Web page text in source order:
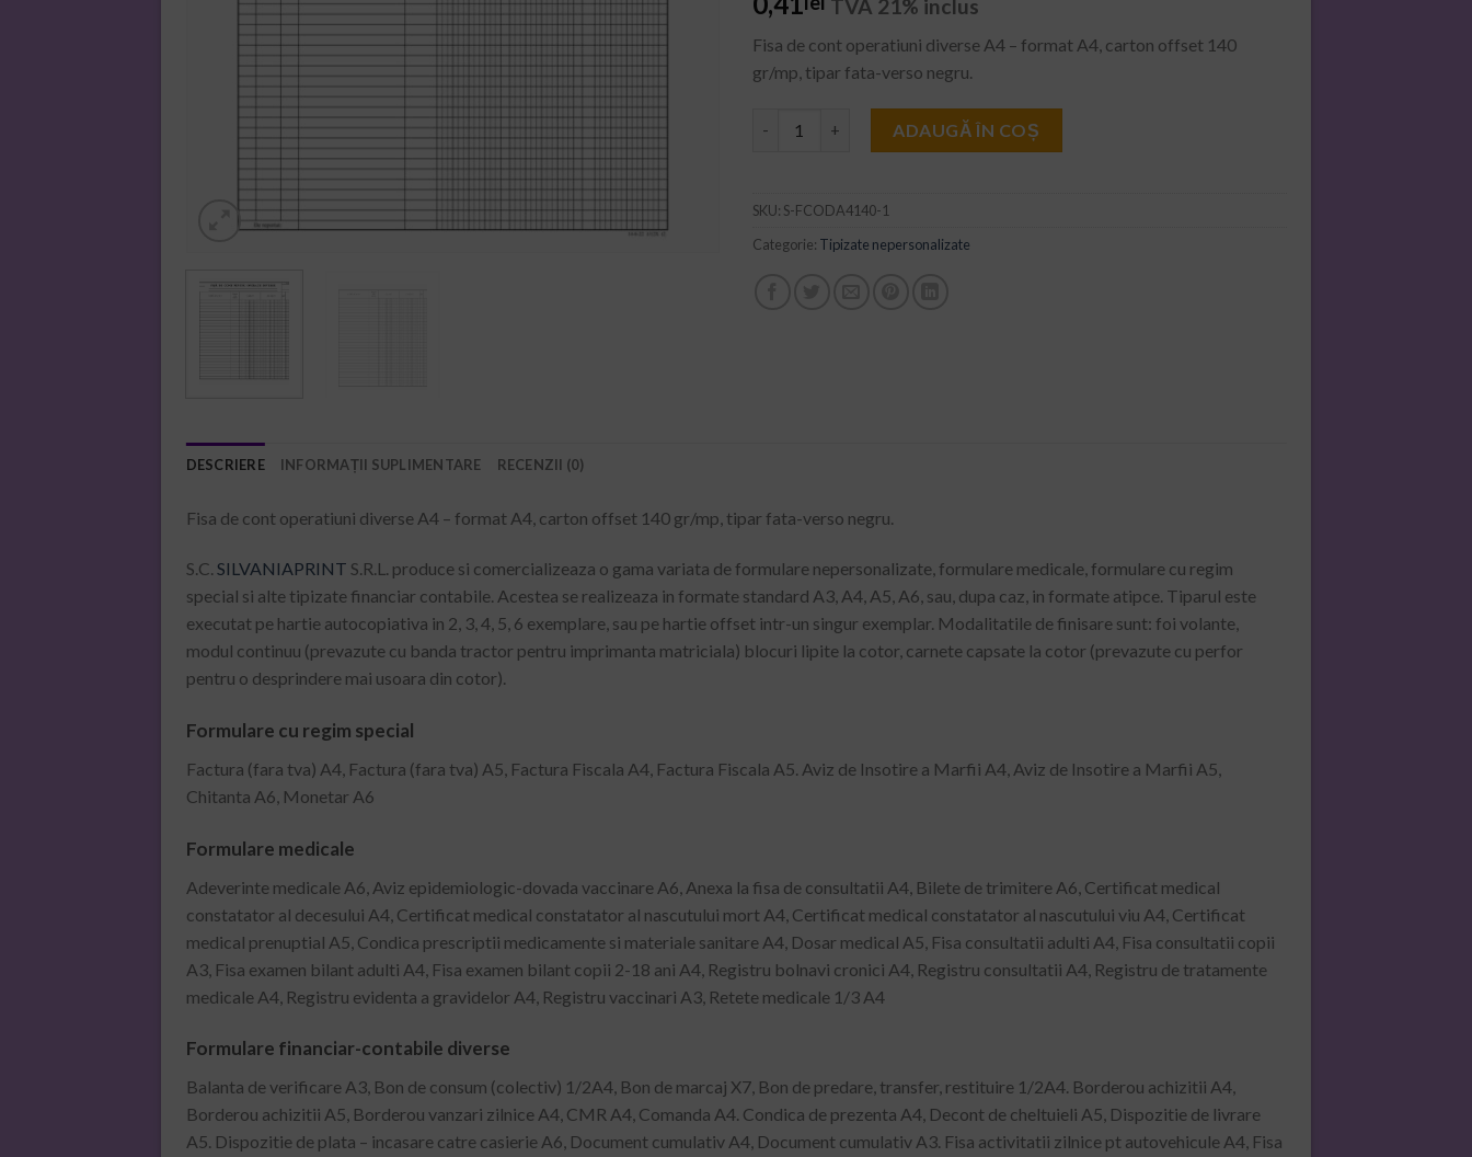
WISHLIST
TVA 21% inclus
Fisa de cont operatiuni diverse A4 – format A4, carton offset 140
gr/mp, tipar fata-verso negru.
Cantitate Fisa de cont operatiuni diverse A4
ADAUGĂ ÎN COȘ
SKU: S-FCODA4140-1
Categorie: Tipizate nepersonalizate
DESCRIERE INFORMAȚII SUPLIMENTARE RECENZII (0)
Fisa de cont operatiuni diverse A4 – format A4, carton offset 140 gr/mp, tipar fata-verso negru.
S.C. SILVANIAPRINT S.R.L. produce si comercializeaza o gama variata de formulare nepersonalizate, formulare medicale, formulare cu regim
special si alte tipizate financiar contabile. Acestea se realizeaza in formate standard A3, A4, A5, A6, sau, dupa caz, in formate atipce. Tiparul este
executat pe hartie autocopiativa in 2, 3, 4, 5, 6 exemplare, sau pe hartie offset intr-un singur exemplar. Modalitatile de finisare sunt: foi volante,
modul continuu (prevazute cu banda tractor pentru imprimanta matriciala) blocuri lipite la cotor, carnete capsate la cotor (prevazute cu perfor
pentru o desprindere mai usoara din cotor).
Formulare cu regim special
Factura (fara tva) A4, Factura (fara tva) A5, Factura Fiscala A4, Factura Fiscala A5. Aviz de Insotire a Marfii A4, Aviz de Insotire a Marfii A5,
Chitanta A6, Monetar A6
Formulare medicale
Adeverinte medicale A6, Aviz epidemiologic-dovada vaccinare A6, Anexa la fisa de consultatii A4, Bilete de trimitere A6, Certificat medical
constatator al decesului A4, Certificat medical constatator al nascutului mort A4, Certificat medical constatator al nascutului viu A4, Certificat
medical prenuptial A5, Condica prescriptii medicamente si materiale sanitare A4, Dosar medical A5, Fisa consultatii adulti A4, Fisa consultatii copii
A3, Fisa examen bilant adulti A4, Fisa examen bilant copii 2-18 ani A4, Registru bolnavi cronici A4, Registru consultatii A4, Registru de tratamente
medicale A4, Registru evidenta a gravidelor A4, Registru vaccinari A3, Retete medicale 1/3 A4
Formulare financiar-contabile diverse
Balanta de verificare A3, Bon de consum (colectiv) 1/2A4, Bon de marcaj X7, Bon de predare, transfer, restituire 1/2A4. Borderou achizitii A4,
Borderou achizitii A5, Borderou vanzari zilnice A4, CMR A4, Comanda A4. Condica de prezenta A4, Decont de cheltuieli A5, Dispozitie de livrare
A5. Dispozitie de plata – incasare catre casierie A6, Document cumulativ A4, Document cumulativ A3. Fisa activitatii zilnice pt autovehicule A4, Fisa